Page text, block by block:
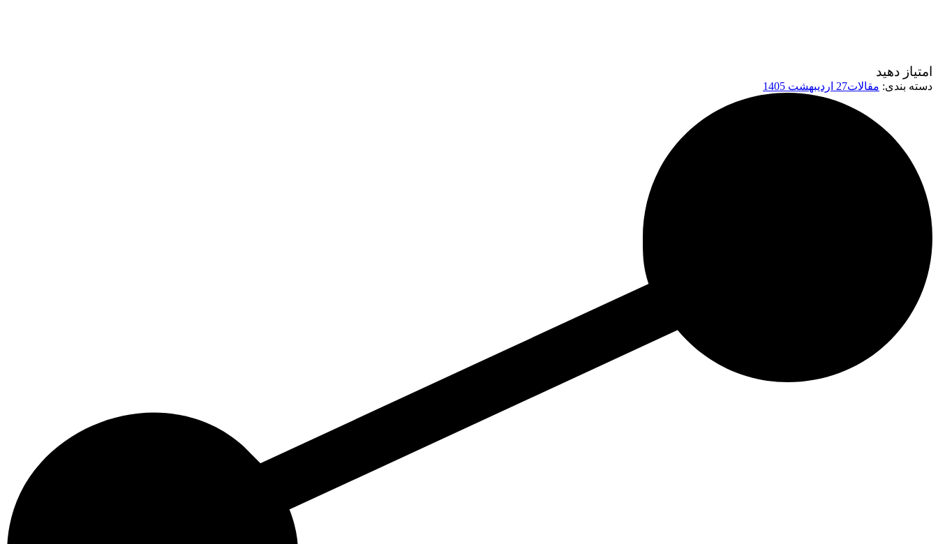
امتیاز دهید
دسته بندی: مقالات27 اردیبهشت 1405